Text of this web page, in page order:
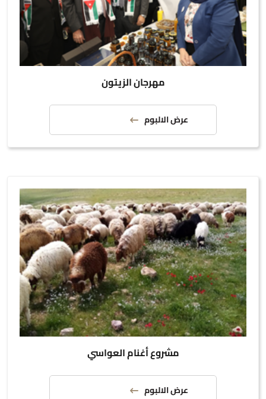
مهرجان الزيتون
عرض الالبوم
مشروع أغنام العواسي
عرض الالبوم